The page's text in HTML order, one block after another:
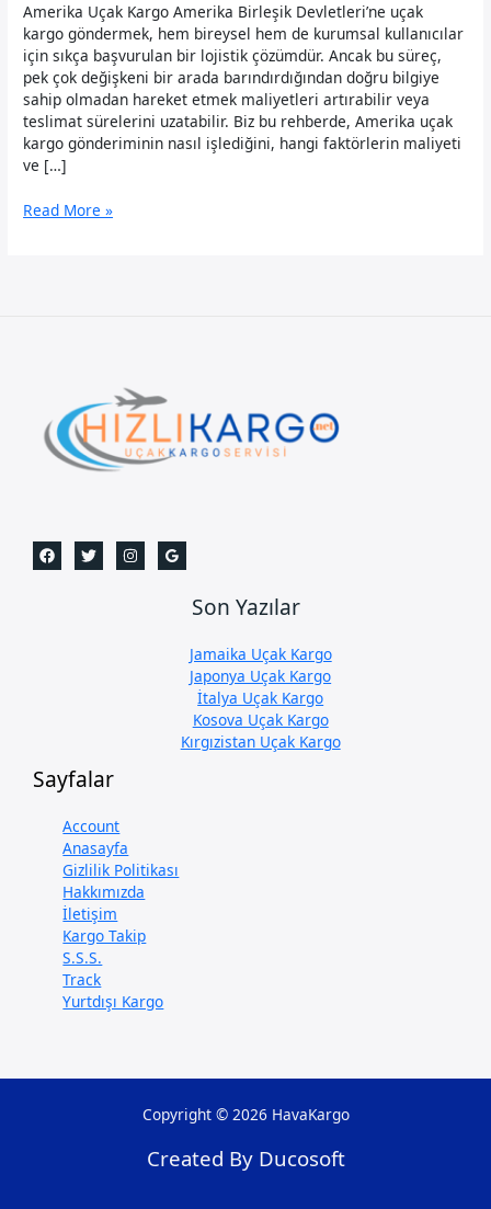
Amerika Uçak Kargo Amerika Birleşik Devletleri’ne uçak
kargo göndermek, hem bireysel hem de kurumsal kullanıcılar
için sıkça başvurulan bir lojistik çözümdür. Ancak bu süreç,
pek çok değişkeni bir arada barındırdığından doğru bilgiye
sahip olmadan hareket etmek maliyetleri artırabilir veya
teslimat sürelerini uzatabilir. Biz bu rehberde, Amerika uçak
kargo gönderiminin nasıl işlediğini, hangi faktörlerin maliyeti
ve […]
Amerika
Read More »
Son Yazılar
Jamaika Uçak Kargo
Japonya Uçak Kargo
İtalya Uçak Kargo
Kosova Uçak Kargo
Kırgızistan Uçak Kargo
Sayfalar
Account
Anasayfa
Gizlilik Politikası
Hakkımızda
İletişim
Kargo Takip
S.S.S.
Track
Yurtdışı Kargo
Copyright © 2026 HavaKargo
Created By Ducosoft